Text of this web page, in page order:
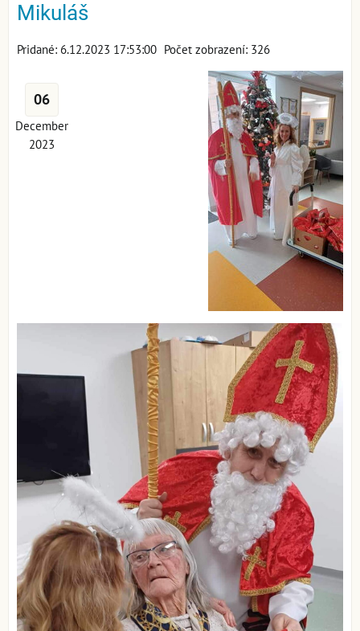
Mikuláš
Pridané: 6.12.2023 17:53:00 Počet zobrazení: 326
06
December
2023